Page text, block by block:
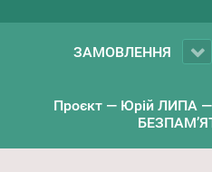
ЗАМОВЛЕННЯ
Проєкт — Юрій ЛИПА